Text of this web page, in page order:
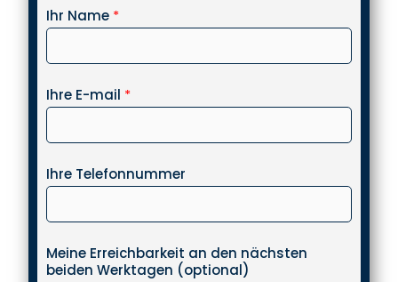
Ihr Name *
Ihre E-mail *
Ihre Telefonnummer
Meine Erreichbarkeit an den nächsten
beiden Werktagen (optional)